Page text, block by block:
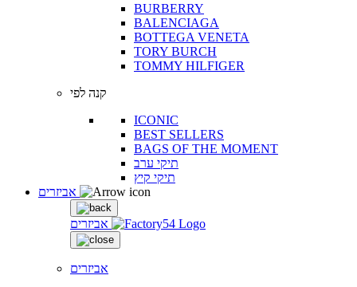
BURBERRY
BALENCIAGA
BOTTEGA VENETA
TORY BURCH
TOMMY HILFIGER
קנה לפי
ICONIC
BEST SELLERS
BAGS OF THE MOMENT
תיקי ערב
תיקי קיץ
אביזרים
אביזרים